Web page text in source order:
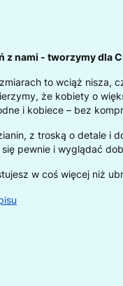
z nami - tworzymy dla
to wciąż nisza,
że kobiety o
i kobiece – bez
z troską o detale i
pewnie i wyglądać
w coś więcej niż